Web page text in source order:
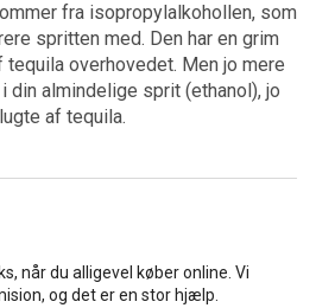
fra isopropylalkohollen, som
spritten med. Den har en grim
overhovedet. Men jo mere
din almindelige sprit (ethanol), jo
af tequila.
når du alligevel køber online. Vi
og det er en stor hjælp.